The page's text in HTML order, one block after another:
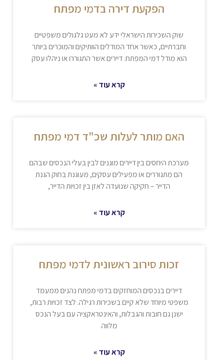
הפקעת דירה בדמי מפתח
שוק השכירות הישראלי ידע לא מעט גלגולים משפטיים
וחברתיים, כאשר אחד המודלים הוותיקים והמוכרים ביותר
הוא מודל דמי המפתח. דיירים אשר התגוררו או ניהלו עסק
קרא עוד »
האם מותר לעלות שכ"ד דמי מפתח
מערכת היחסים בין דיירים מוגנים לבין בעלי הנכסים שבהם
הם מתגוררים או מפעילים עסקים, מעוגנת בחוק הגנת
הדייר – חקיקה שנועדה לאזן בין זכויות הדייר,
קרא עוד »
זכות סירוב ראשונית לדמי מפתח
דיירים בנכסים המוחזקים בדמי מפתח נהנים ממעמד
משפטי מיוחד שלא קיים בשכירות רגילה. לצד זכויות רבות,
ישנן גם חובות והגבלות, והאינטראקציה עם בעל הנכס
מלווה
קרא עוד »